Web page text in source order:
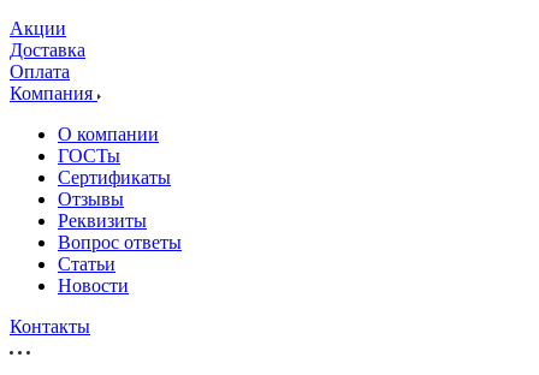
Акции
Доставка
Оплата
Компания
О компании
ГОСТы
Сертификаты
Отзывы
Реквизиты
Вопрос ответы
Статьи
Новости
Контакты